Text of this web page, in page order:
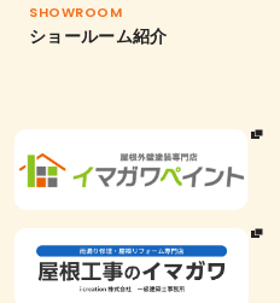
SHOWROOM
ショールーム紹介